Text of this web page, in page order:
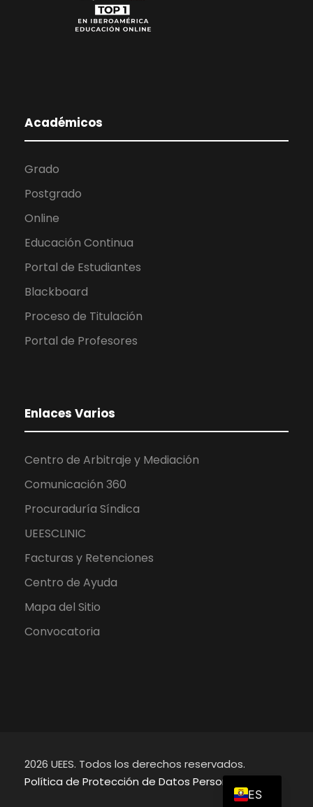
Académicos
Grado
Postgrado
Online
Educación Continua
Portal de Estudiantes
Blackboard
Proceso de Titulación
Portal de Profesores
Enlaces Varios
Centro de Arbitraje y Mediación
Comunicación 360
Procuraduría Síndica
UEESCLINIC
Facturas y Retenciones
Centro de Ayuda
Mapa del Sitio
Convocatoria
2026 UEES. Todos los derechos reservados.
Política de Protección de Datos Personales
ES